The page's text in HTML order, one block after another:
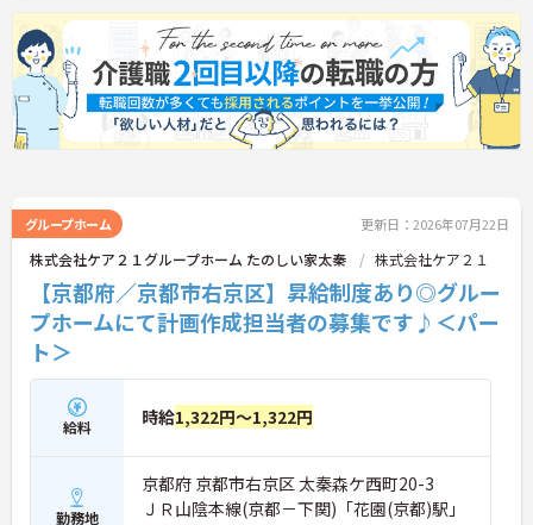
グループホーム 更新日：2026年07月22日
株式会社ケア２１グループホーム たのしい家太秦 株式会社ケア２１
【京都府／京都市右京区】昇給制度あり◎グルー
プホームにて計画作成担当者の募集です♪＜パー
ト＞
給料 時給1,322円～1,322円
勤務地
京都府 京都市右京区 太秦森ケ西町20-3
ＪＲ山陰本線(京都－下関)「花園(京都)駅」